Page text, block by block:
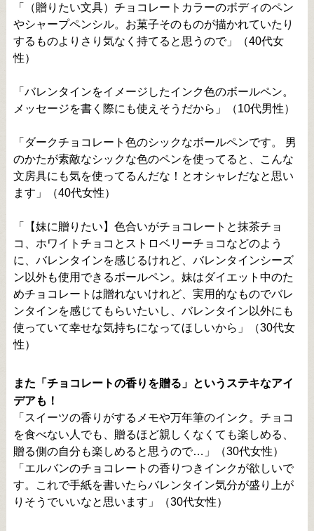
「（贈りたい文具）チョコレートカラーのボディのペン
やシャープペンシル。お菓子そのものが描かれていたり
するものよりさり気なく持てると思うので」（40代女
性）
「バレンタインをイメージしたインク色のボールペン。
メッセージを書く際にも使えそうだから」（10代男性）
「ダークチョコレート色のシックなボールペンです。 男
のかたが素敵なシックな色のペンを使ってると、こんな
文房具にも気を使ってるんだな！とオシャレだなと思い
ます」（40代女性）
「【妹に贈りたい】色合いがチョコレートと抹茶チョ
コ、ホワイトチョコとストロベリーチョコなどのよう
に、バレンタインを感じるけれど、バレンタインシーズ
ン以外も使用できるボールペン。妹はダイエット中のた
めチョコレートは贈れないけれど、実用的なものでバレ
ンタインを感じてもらいたいし、バレンタイン以外にも
使っていて幸せな気持ちになってほしいから」（30代女
性）
また「チョコレートの香りを贈る」というステキなアイ
デアも！
「スイーツの香りがするメモや万年筆のインク。チョコ
を食べない人でも、贈るほど親しくなくても楽しめる、
贈る側の自分も楽しめると思うので…」（30代女性）
「エルバンのチョコレートの香りつきインクが欲しいで
す。これで手紙を書いたらバレンタイン気分が盛り上が
りそうでいいなと思います」（30代女性）